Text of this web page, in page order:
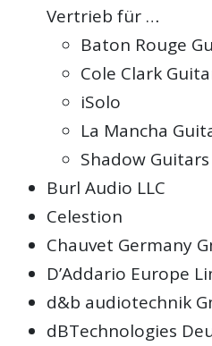
Vertrieb für …
Baton Rouge
Cole Clark
iSolo
La Mancha
Shadow Guitars
Burl Audio LLC
Celestion
Chauvet Germany
D’Addario Europe
d&b audiotechnik
dBTechnologies